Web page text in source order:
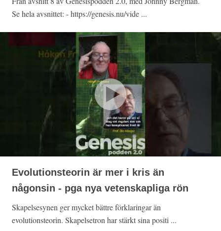
Se hela avsnittet: - https://genesis.nu/vide ...
Evolutionsteorin är mer i kris än
någonsin - pga nya vetenskapliga rön
Skapelsesynen ger mycket bättre förklaringar än
evolutionsteorin. Skapelsetron har stärkt sina positi ...